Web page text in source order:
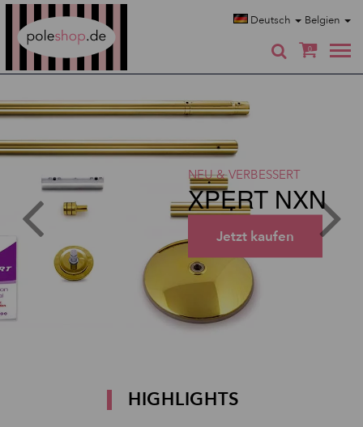
Deutsch Belgien
0
NEU & VERBESSERT
XPERT NXN
Jetzt kaufen
HIGHLIGHTS